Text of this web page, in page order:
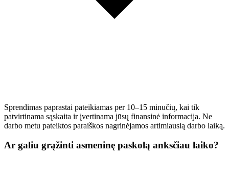
Sprendimas paprastai pateikiamas per 10–15 minučių, kai tik
patvirtinama sąskaita ir įvertinama jūsų finansinė informacija. Ne
darbo metu pateiktos paraiškos nagrinėjamos artimiausią darbo laiką.
Ar galiu grąžinti asmeninę paskolą anksčiau laiko?